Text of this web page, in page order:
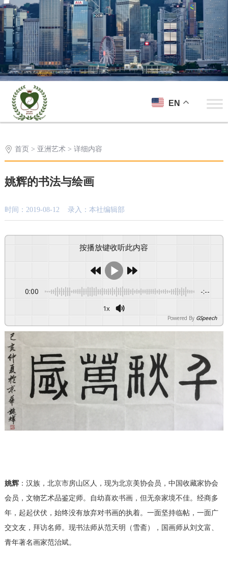
EN
首页 > 亚洲艺术> 详细内容
姚辉的书法与绘画
时间：2019-08-12 录入：本社编辑部
按播放键收听此内容
0:00 -:--
1x
Powered By GSpeech
姚辉： 汉族，北京市房山区人，现为北京美协会员，中国收藏家协会
会员，文物艺术品鉴定师。自幼喜欢书画，但无奈家境不佳。经商多
年，起起伏伏，始终没有放弃对书画的执着。一面坚持临帖，一面广
交文友，拜访名师。现书法师从范天明（雪斋），国画师从刘文富、
青年著名画家范治斌。